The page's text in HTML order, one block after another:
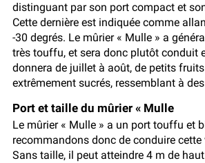
distinguant par son port compact et
Cette dernière est indiquée comme
-30 degrés. Le mûrier « Mulle » a
très touffu, et sera donc plutôt conduit
donnera de juillet à août, de petits
extrêmement sucrés, ressemblant à
Port et taille du mûrier « Mulle
Le mûrier « Mulle » a un port touffu et
recommandons donc de conduire cette
Sans taille, il peut atteindre 4 m de